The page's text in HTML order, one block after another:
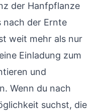
der Hanfpflanze
nach der Ernte
weit mehr als nur
Einladung zum
und
Wenn du nach
suchst, die